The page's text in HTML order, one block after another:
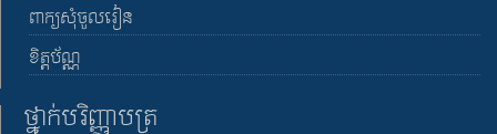
ពាក្យសុំចូលរៀន
ខិត្តប័ណ្ណ
ថ្នាក់បរិញ្ញាបត្រ